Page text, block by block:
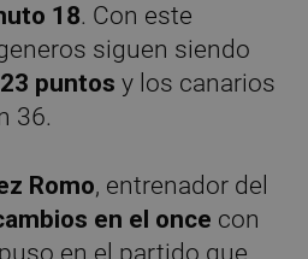
18. Con este
siguen siendo
puntosy los canarios
36.
Romo, entrenador del
en el once con